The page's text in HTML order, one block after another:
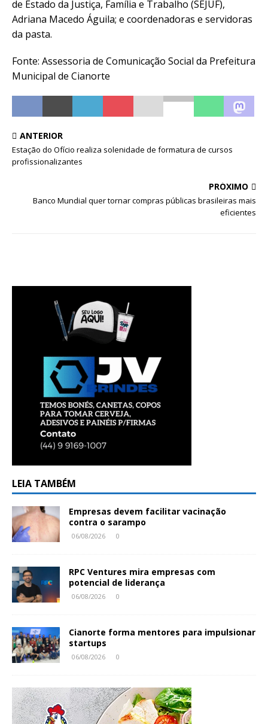
de Estado da Justiça, Família e Trabalho (SEJUF),
Adriana Macedo Águila; e coordenadoras e servidoras
da pasta.
Fonte: Assessoria de Comunicação Social da Prefeitura
Municipal de Cianorte
ANTERIOR
Estação do Ofício realiza solenidade de formatura de cursos
profissionalizantes
PRÓXIMO
Banco Mundial quer tornar compras públicas brasileiras mais
eficientes
LEIA TAMBÉM
Empresas devem facilitar vacinação
contra o sarampo
06/08/2026 0
RPC Ventures mira empresas com
potencial de liderança
06/08/2026 0
Cianorte forma mentores para impulsionar
startups
06/08/2026 0